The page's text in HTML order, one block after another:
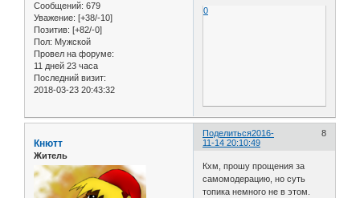
Сообщений: 679
Уважение: [+38/-10]
Позитив: [+82/-0]
Пол: Мужской
Провел на форуме:
11 дней 23 часа
Последний визит:
2018-03-23 20:43:32
0
Поделиться 8
2016-
11-14 20:10:49
Кнютт
Житель
Кхм, прошу прощения за
самомодерацию, но суть
топика немного не в этом.